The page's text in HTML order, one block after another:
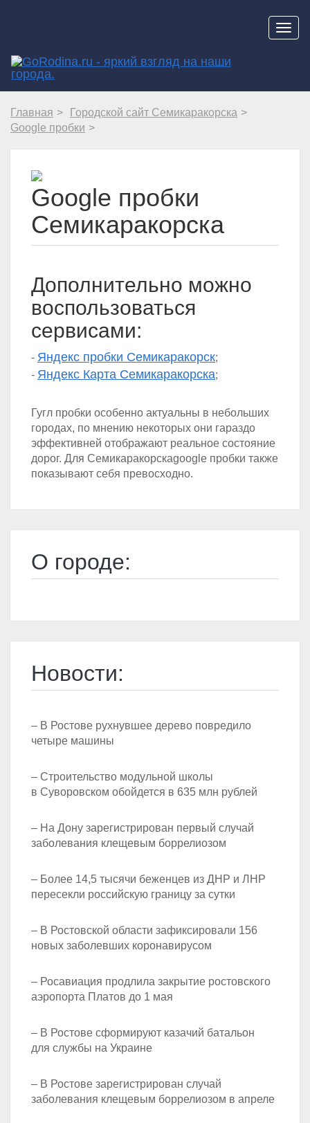
Главная
Городской сайт Семикаракорска
Google пробки
Google пробки
Семикаракорска
Дополнительно можно
воспользоваться
сервисами:
- Яндекс пробки Семикаракорск;
- Яндекс Карта Семикаракорска;
Гугл пробки особенно актуальны в небольших
городах, по мнению некоторых они гараздо
эффективней отображают реальное состояние
дорог. Для Семикаракорскаgoogle пробки также
показывают себя превосходно.
О городе:
Новости:
– В Ростове рухнувшее дерево повредило
четыре машины
– Строительство модульной школы
в Суворовском обойдется в 635 млн рублей
– На Дону зарегистрирован первый случай
заболевания клещевым боррелиозом
– Более 14,5 тысячи беженцев из ДНР и ЛНР
пересекли российскую границу за сутки
– В Ростовской области зафиксировали 156
новых заболевших коронавирусом
– Росавиация продлила закрытие ростовского
аэропорта Платов до 1 мая
– В Ростове сформируют казачий батальон
для службы на Украине
– В Ростове зарегистрирован случай
заболевания клещевым боррелиозом в апреле